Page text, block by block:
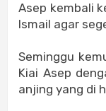
Asep kembali
Ismail agar
Seminggu
Kiai Asep
anjing yang di